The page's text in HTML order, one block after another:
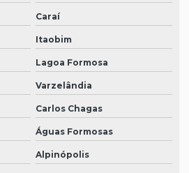
Caraí
Itaobim
Lagoa Formosa
Varzelândia
Carlos Chagas
Águas Formosas
Alpinópolis